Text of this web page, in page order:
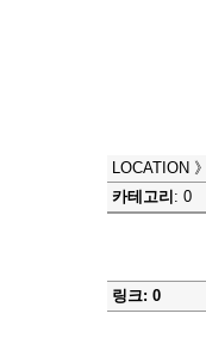
LOCATION 》
카테고리 : 0
링크: 0